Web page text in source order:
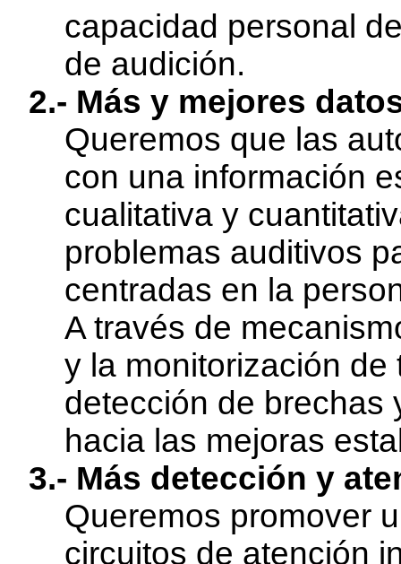
capacidad personal
de audición.
2.- Más y mejores
Queremos que las
con una información
cualitativa y
problemas auditivos
centradas en la
A través de
y la monitorización
detección de brechas
hacia las mejoras
3.- Más detección y
Queremos promover
circuitos de atención